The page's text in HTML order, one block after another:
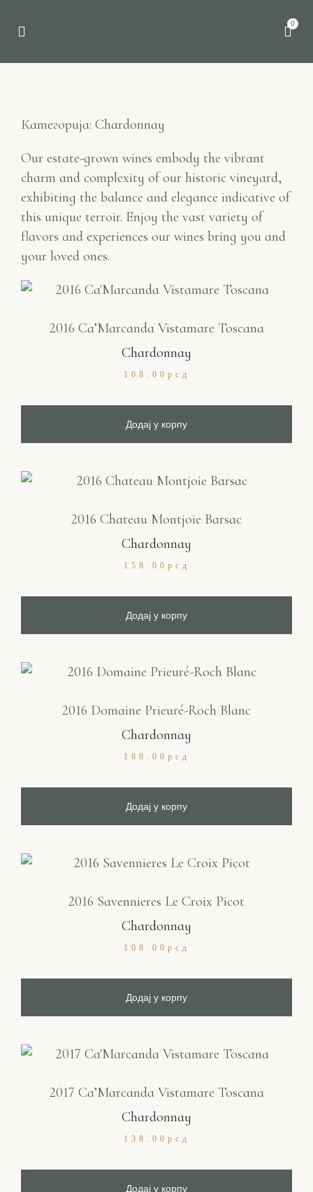
0
Категорија: Chardonnay
Our estate-grown wines embody the vibrant
charm and complexity of our historic vineyard,
exhibiting the balance and elegance indicative of
this unique terroir. Enjoy the vast variety of
flavors and experiences our wines bring you and
your loved ones.
2016 Ca’Marcanda Vistamare Toscana
Chardonnay
108.00 рсд
Додај у корпу
2016 Chateau Montjoie Barsac
Chardonnay
158.00 рсд
Додај у корпу
2016 Domaine Prieuré-Roch Blanc
Chardonnay
188.00 рсд
Додај у корпу
2016 Savennieres Le Croix Picot
Chardonnay
108.00 рсд
Додај у корпу
2017 Ca’Marcanda Vistamare Toscana
Chardonnay
138.00 рсд
Додај у корпу